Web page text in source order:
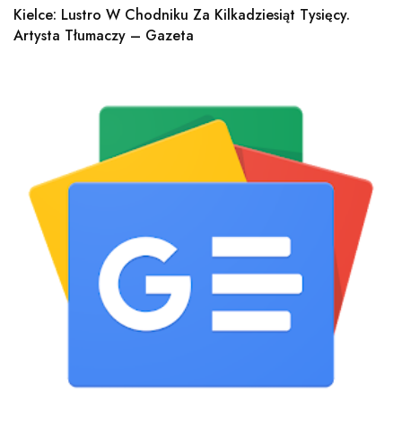
Kielce: Lustro W Chodniku Za Kilkadziesiąt Tysięcy.
Artysta Tłumaczy – Gazeta